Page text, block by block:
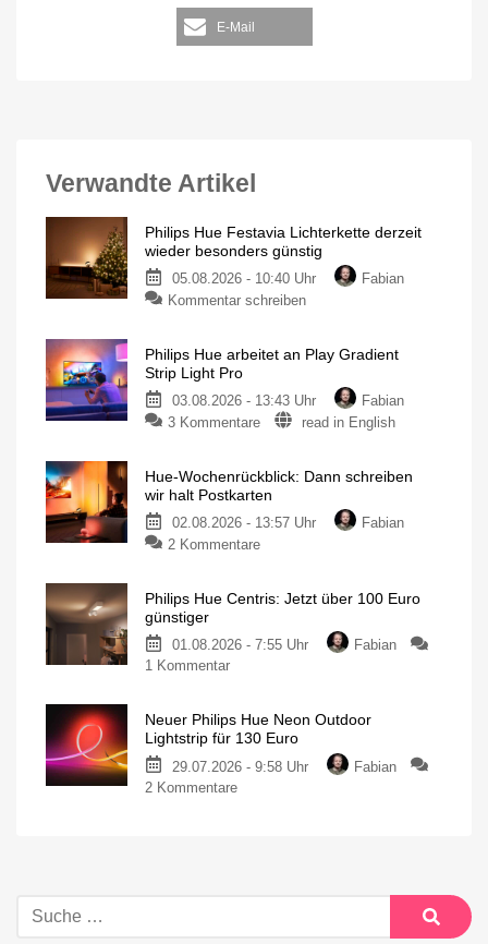
E-Mail
Verwandte Artikel
Philips Hue Festavia Lichterkette derzeit
wieder besonders günstig
05.08.2026 - 10:40 Uhr
Fabian
Kommentar schreiben
Philips Hue arbeitet an Play Gradient
Strip Light Pro
03.08.2026 - 13:43 Uhr
Fabian
3 Kommentare
read in English
Hue-Wochenrückblick: Dann schreiben
wir halt Postkarten
02.08.2026 - 13:57 Uhr
Fabian
2 Kommentare
Philips Hue Centris: Jetzt über 100 Euro
günstiger
01.08.2026 - 7:55 Uhr
Fabian
1 Kommentar
Neuer Philips Hue Neon Outdoor
Lightstrip für 130 Euro
29.07.2026 - 9:58 Uhr
Fabian
2 Kommentare